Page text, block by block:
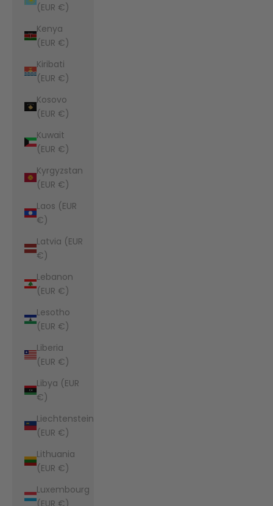
(EUR €)
Kenya
(EUR €)
Kiribati
(EUR €)
Kosovo
(EUR €)
Kuwait
(EUR €)
Kyrgyzstan
(EUR €)
Laos (EUR
€)
Latvia (EUR
€)
Lebanon
(EUR €)
Lesotho
(EUR €)
Liberia
(EUR €)
Libya (EUR
€)
Liechtenstein
(EUR €)
Lithuania
(EUR €)
Luxembourg
(EUR €)